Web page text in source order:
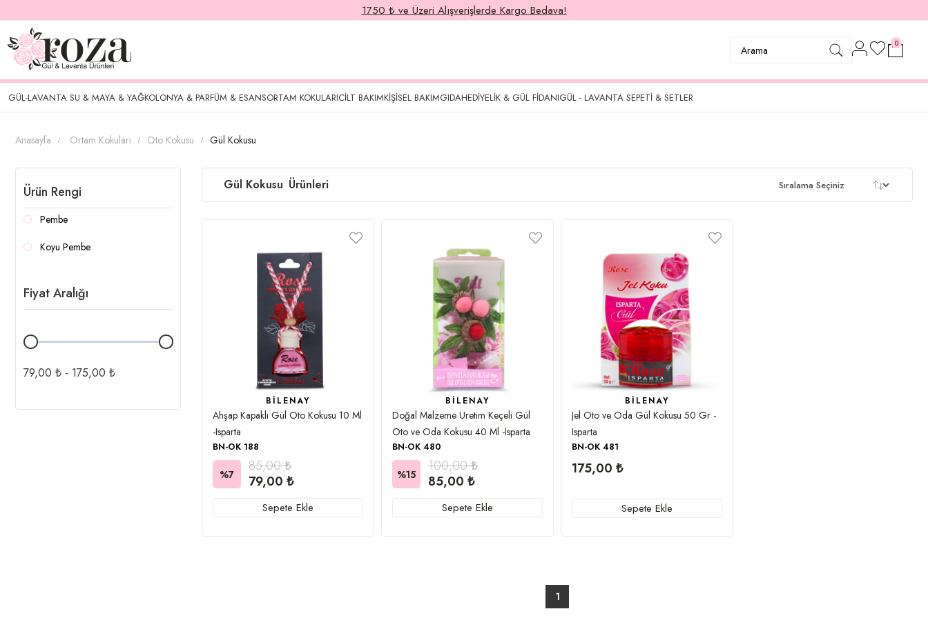
1750 ₺ ve Üzeri Alışverişlerde Kargo Bedava!
0
GÜL-LAVANTA SU & MAYA & YAĞKOLONYA & PARFÜM & ESANSORTAM KOKULARICILT BAKIMKIŞISEL BAKIMGIDAHEDIYELIK & GÜL FIDANIGÜL - LAVANTA SEPETI & SETLER
Anasayfa Ortam Kokuları Oto Kokusu Gül Kokusu
Ürün Rengi
Pembe
Koyu Pembe
Fiyat Aralığı
79,00 ₺ - 175,00 ₺
Gül Kokusu
BILENAY
Ahşap Kapaklı Gül Oto Kokusu 10 Ml
-Isparta
BN-OK 188
%7 79,00 ₺
85,00 ₺
Sepete Ekle
BILENAY
Doğal Malzeme Üretim Keçeli Gül
Oto ve Oda Kokusu 40 Ml -Isparta
BN-OK 480
%15 85,00 ₺
100,00 ₺
Sepete Ekle
BILENAY
Jel Oto ve Oda Gül Kokusu 50 Gr -
Isparta
BN-OK 481
175,00 ₺
Sepete Ekle
1